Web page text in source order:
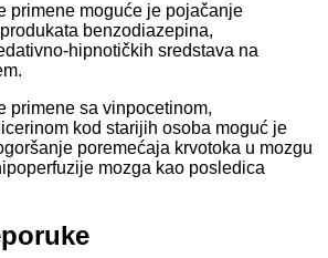
primene moguće je pojačanje
benzodiazepina,
hipnotičkih sredstava na
primene sa vinpocetinom,
kod starijih osoba moguć je
poremećaja krvotoka u mozgu
mozga kao posledica